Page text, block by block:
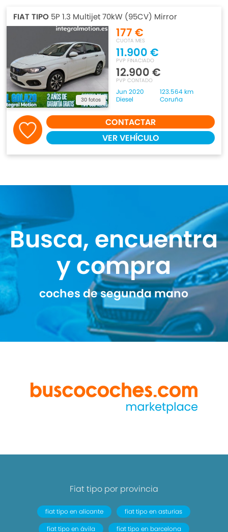
FIAT TIPO 5P 1.3 Multijet 70kW (95CV) Mirror
30 fotos
177 €
CUOTA MES
11.900 €
PVP FINACIADO
12.900 €
PVP CONTADO
Jun 2020
123.564 km
Diesel
Coruña
CONTACTAR
VER VEHÍCULO
Busca, encuentra
y compra
coches de segunda mano
Fiat tipo por provincia
fiat tipo en alicante
fiat tipo en asturias
fiat tipo en ávila
fiat tipo en barcelona